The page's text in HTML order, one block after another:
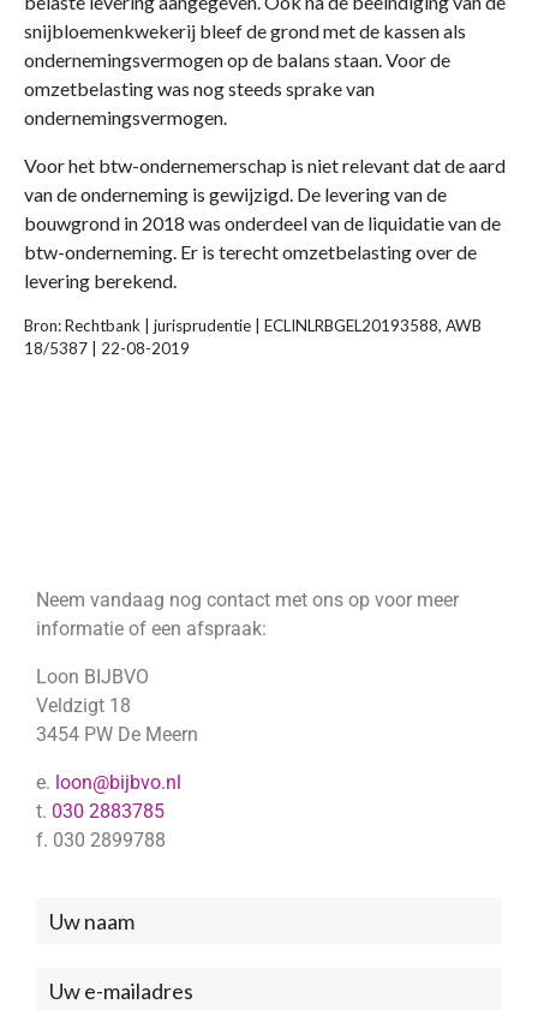
snijbloemenkwekerij bleef de grond met de kassen als
ondernemingsvermogen op de balans staan. Voor de
omzetbelasting was nog steeds sprake van
ondernemingsvermogen.
Voor het btw-ondernemerschap is niet relevant dat de aard
van de onderneming is gewijzigd. De levering van de
bouwgrond in 2018 was onderdeel van de liquidatie van de
btw-onderneming. Er is terecht omzetbelasting over de
levering berekend.
Bron: Rechtbank | jurisprudentie | ECLINLRBGEL20193588, AWB
18/5387 | 22-08-2019
Neem vandaag nog contact met ons op voor meer
informatie of een afspraak:
Loon BIJBVO
Veldzigt 18
3454 PW De Meern
e. loon@bijbvo.nl
t. 030 2883785
f. 030 2899788
Neem